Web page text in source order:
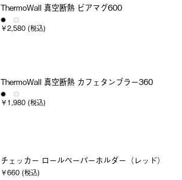
ThermoWall 真空断熱 ビアマグ600
￥2,580 (税込)
ThermoWall 真空断熱 カフェタンブラー360
￥1,980 (税込)
チェッカー ロールペーパーホルダー（レッド）
￥660 (税込)